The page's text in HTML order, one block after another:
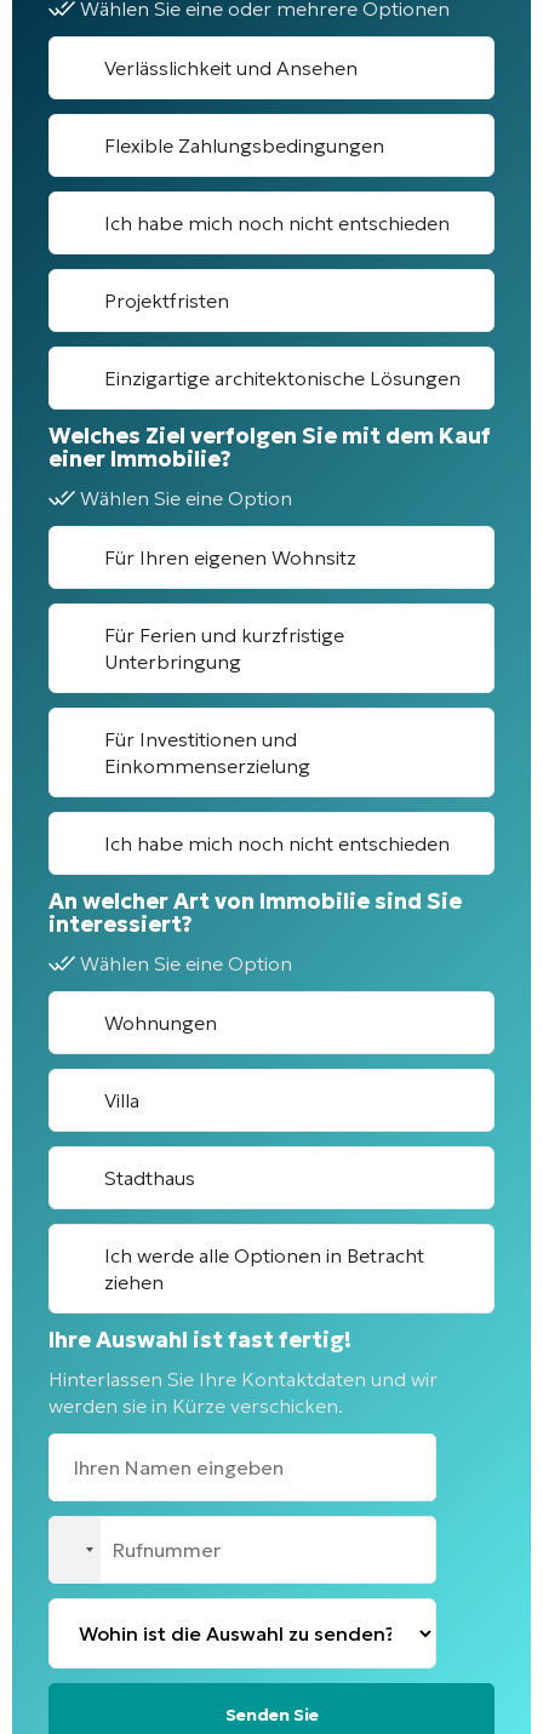
Wählen Sie eine oder mehrere Optionen
Verlässlichkeit und Ansehen
Flexible Zahlungsbedingungen
Ich habe mich noch nicht entschieden
Projektfristen
Einzigartige architektonische Lösungen
Welches Ziel verfolgen Sie mit dem Kauf
einer Immobilie?
Wählen Sie eine Option
Für Ihren eigenen Wohnsitz
Für Ferien und kurzfristige
Unterbringung
Für Investitionen und
Einkommenserzielung
Ich habe mich noch nicht entschieden
An welcher Art von Immobilie sind Sie
interessiert?
Wählen Sie eine Option
Wohnungen
Villa
Stadthaus
Ich werde alle Optionen in Betracht
ziehen
Ihre Auswahl ist fast fertig!
Hinterlassen Sie Ihre Kontaktdaten und wir
werden sie in Kürze verschicken.
No
country
selected